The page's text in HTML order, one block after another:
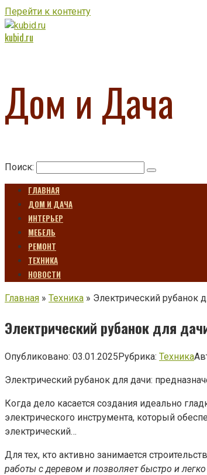
Перейти к контенту
kubid.ru
Дом и Дача
Поиск:
ГЛАВНАЯ
ДОМ И ДАЧА
ИНТЕРЬЕР
МЕБЕЛЬ
РЕМОНТ
ТЕХНИКА
НОВОСТИ
Главная » Техника » Электрический рубанок
Электрический рубанок для
Опубликовано: 03.01.2025Рубрика: Техника
Электрический рубанок для дачи:
Когда дело касается создания идеально
электрического инструмента, который
электрический…
Для тех, кто активно занимается
работы с деревом и позволяет быстро и